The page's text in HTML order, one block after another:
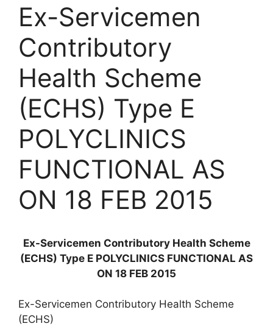
Ex-Servicemen
Contributory
Health Scheme
(ECHS) Type E
POLYCLINICS
FUNCTIONAL AS
ON 18 FEB 2015
Ex-Servicemen Contributory Health Scheme
(ECHS) Type E POLYCLINICS FUNCTIONAL AS
ON 18 FEB 2015
Ex-Servicemen Contributory Health Scheme
(ECHS)